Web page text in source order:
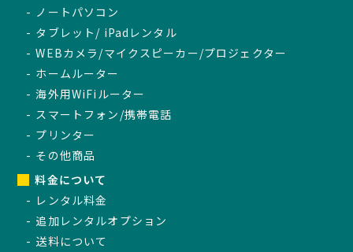
ノートパソコン
タブレット/ iPadレンタル
WEBカメラ/マイクスピーカー/プロジェクター
ホームルーター
海外用WiFiルーター
スマートフォン/携帯電話
プリンター
その他商品
料金について
レンタル料金
追加レンタルオプション
送料について